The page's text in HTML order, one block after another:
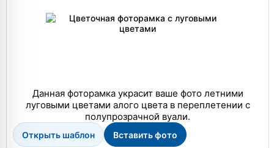
Данная фоторамка украсит ваше фото летними
луговыми цветами алого цвета в переплетении с
полупрозрачной вуали.
Открыть шаблон Вставить фото